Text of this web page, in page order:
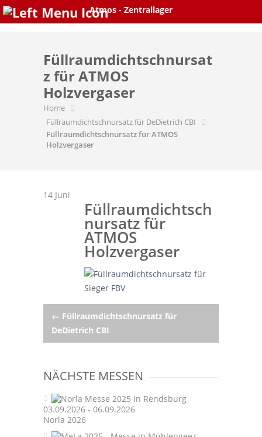
Skip
Füllraumdichtschnursat
z für ATMOS
Holzvergaser
Home
Füllraumdichtschnursatz für DeDietrich CBI
Füllraumdichtschnursatz für ATMOS
Holzvergaser
14 Juni
Füllraumdichtsch
nursatz für
ATMOS
Holzvergaser
Post
navigation
← Füllraumdichtschnursatz für
DeDietrich CBI
NÄCHSTE MESSEN
03.09.2026 - 06.09.2026
Norla 2026
Atmos - Zentrallager